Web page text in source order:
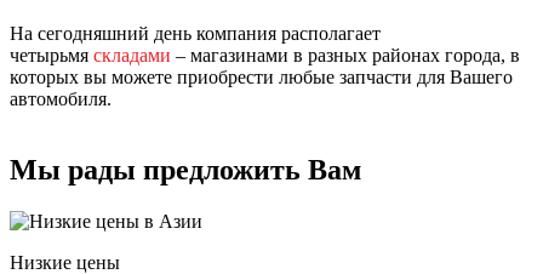
На сегодняшний день компания располагает
четырьмя складами – магазинами в разных районах города, в
которых вы можете приобрести любые запчасти для Вашего
автомобиля.
Мы рады предложить Вам
Низкие цены